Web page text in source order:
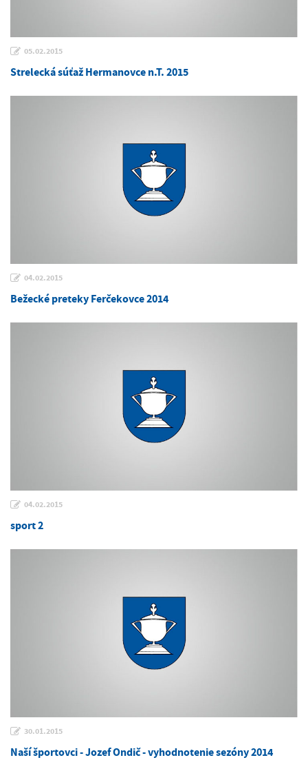
05.02.2015
Strelecká súťaž Hermanovce n.T. 2015
04.02.2015
Bežecké preteky Ferčekovce 2014
04.02.2015
sport 2
30.01.2015
Naší športovci - Jozef Ondič - vyhodnotenie sezóny 2014